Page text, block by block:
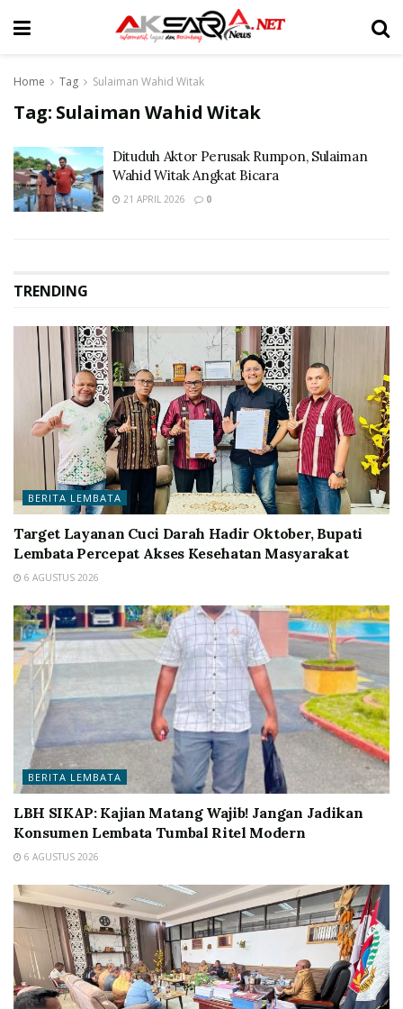
Home Tag Sulaiman Wahid Witak
Tag: Sulaiman Wahid Witak
Dituduh Aktor Perusak Rumpon, Sulaiman
Wahid Witak Angkat Bicara
21 APRIL 2026 0
TRENDING
BERITA LEMBATA
Target Layanan Cuci Darah Hadir Oktober, Bupati
Lembata Percepat Akses Kesehatan Masyarakat
6 AGUSTUS 2026
BERITA LEMBATA
LBH SIKAP: Kajian Matang Wajib! Jangan Jadikan
Konsumen Lembata Tumbal Ritel Modern
6 AGUSTUS 2026